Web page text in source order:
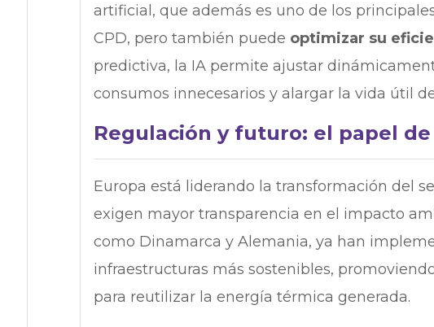
artificial, que además es uno de los
CPD, pero también puede optimizar su
predictiva, la IA permite ajustar
consumos innecesarios y alargar la vida útil
Regulación y futuro: el papel de
Europa está liderando la transformación del
exigen mayor transparencia en el impacto
como Dinamarca y Alemania, ya han
infraestructuras más sostenibles,
para reutilizar la energía térmica generada.